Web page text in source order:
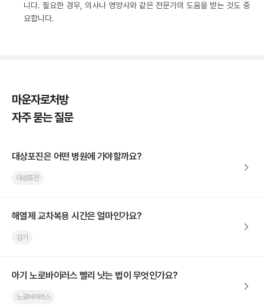
니다. 필요한 경우, 의사나 영양사와 같은 전문가의 도움을 받는 것도 중
요합니다.
마운자로처방
자주 묻는 질문
대상포진은 어떤 병원에 가야할까요?
대상포진
해열제 교차복용 시간은 얼마인가요?
감기
아기 노로바이러스 빨리 낫는 법이 무엇인가요?
노로바이러스